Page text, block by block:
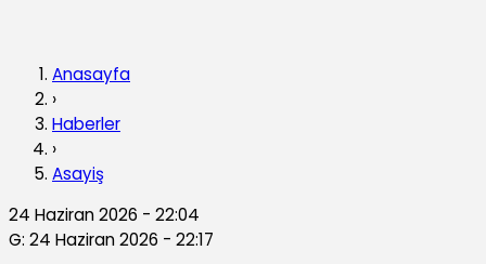
Anasayfa
›
Haberler
›
Asayiş
24 Haziran 2026 - 22:04
G: 24 Haziran 2026 - 22:17